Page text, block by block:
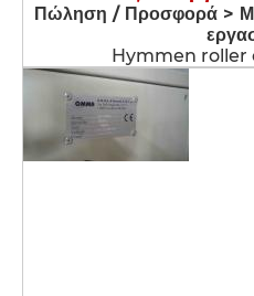
Πώληση / Προσφορά >
Hymmen roller